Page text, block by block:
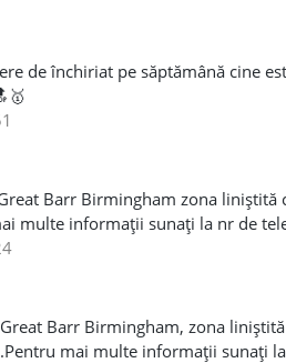
jos. Locația este foarte aproape de
multe detalii, vă rog să mă
de închiriat pe săptămână cine
Barr Birmingham zona liniștită
multe informații sunați la nr de
Barr Birmingham, zona
mai multe informații sunați